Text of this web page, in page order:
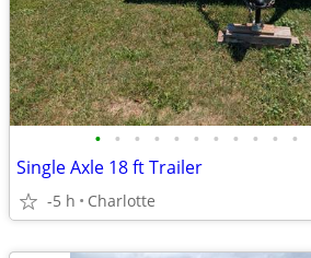
• • • • • • • • • • •
Single Axle 18 ft Trailer
-5 h Charlotte